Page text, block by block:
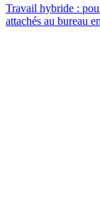
Travail hybride :
attachés au bureau